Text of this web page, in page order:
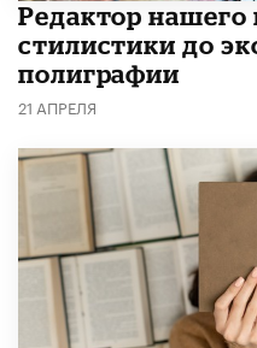
Редактор нашего
стилистики до
полиграфии
21 АПРЕЛЯ